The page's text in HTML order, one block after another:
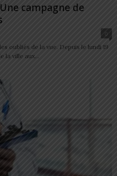
campagne de
0
oubliés de la vue. Depuis le lundi 19
la ville aux...